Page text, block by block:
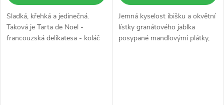
Sladká, křehká a jedinečná.
Taková je Tarta de Noel -
francouzská delikatesa - koláč
"naruby".
Jemná kyselost ibišku a okvětní
lístky granátového jablka
posypané mandlovými plátky,
které na černém čaji září jako